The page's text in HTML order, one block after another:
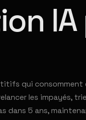
qui
les impayés,
5 ans,